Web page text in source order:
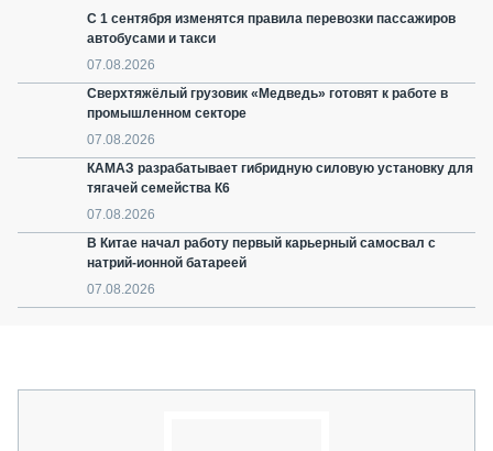
С 1 сентября изменятся правила перевозки пассажиров
автобусами и такси
07.08.2026
Сверхтяжёлый грузовик «Медведь» готовят к работе в
промышленном секторе
07.08.2026
КАМАЗ разрабатывает гибридную силовую установку для
тягачей семейства К6
07.08.2026
В Китае начал работу первый карьерный самосвал с
натрий-ионной батареей
07.08.2026